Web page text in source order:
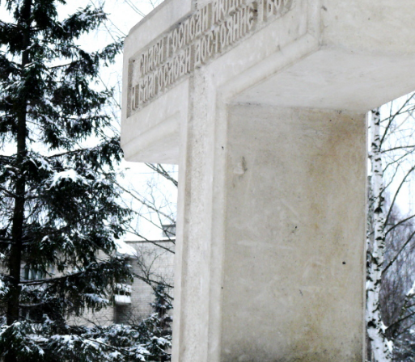
Технопарковая зона
проекты Реализация Национальных проектов
закупки Муниципальный контроль
коррупции
Муниципально - частное
партнёрство